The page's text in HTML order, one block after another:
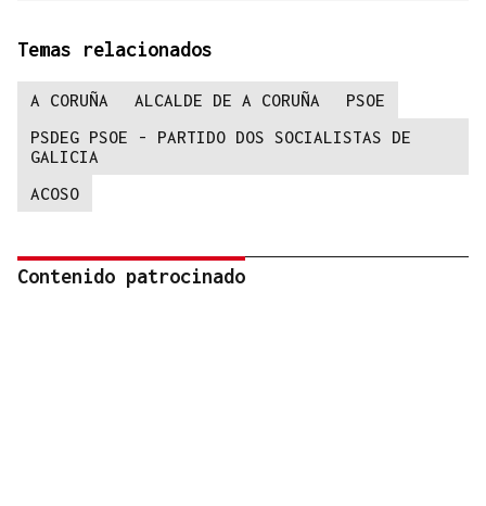
Temas relacionados
A CORUÑA ALCALDE DE A CORUÑA
PSOE
PSDEG PSOE - PARTIDO DOS SOCIALISTAS DE
GALICIA
ACOSO
Contenido patrocinado